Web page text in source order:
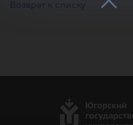
Возврат к списку